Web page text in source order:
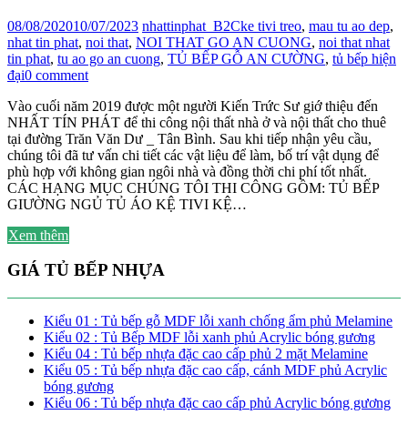
08/08/202010/07/2023 nhattinphat_B2Cke tivi treo, mau tu ao dep,
nhat tin phat, noi that, NOI THAT GO AN CUONG, noi that nhat
tin phat, tu ao go an cuong, TỦ BẾP GỖ AN CƯỜNG, tủ bếp hiện
đại0 comment
Vào cuối năm 2019 được một người Kiến Trức Sư giớ thiệu đến
NHẤT TÍN PHÁT để thi công nội thất nhà ở và nội thất cho thuê
tại đường Trăn Văn Dư _ Tân Bình. Sau khi tiếp nhận yêu cầu,
chúng tôi đã tư vấn chi tiết các vật liệu để làm, bố trí vật dụng để
phù hợp với không gian ngôi nhà và đồng thời chi phí tốt nhất.
CÁC HẠNG MỤC CHÚNG TÔI THI CÔNG GỒM: TỦ BẾP
GIƯỜNG NGỦ TỦ ÁO KỆ TIVI KỆ…
Xem thêm
GIÁ TỦ BẾP NHỰA
Kiểu 01 : Tủ bếp gỗ MDF lỗi xanh chống ẩm phủ Melamine
Kiểu 02 : Tủ Bếp MDF lỗi xanh phủ Acrylic bóng gương
Kiểu 04 : Tủ bếp nhựa đặc cao cấp phủ 2 mặt Melamine
Kiểu 05 : Tủ bếp nhựa đặc cao cấp, cánh MDF phủ Acrylic
bóng gương
Kiểu 06 : Tủ bếp nhựa đặc cao cấp phủ Acrylic bóng gương